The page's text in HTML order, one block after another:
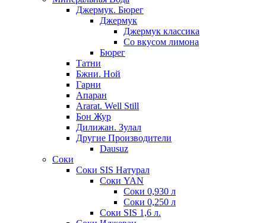
Джермук. Бюрег
Джермук
Джермук классика
Со вкусом лимона
Бюрег
Татни
Бжни. Ной
Гарни
Апаран
Ararat. Well Still
Бон Жур
Дилижан. Зулал
Другие Производители
Dausuz
Соки
Соки SIS Натурал
Соки YAN
Соки 0,930 л
Соки 0,250 л
Соки SIS 1,6 л.